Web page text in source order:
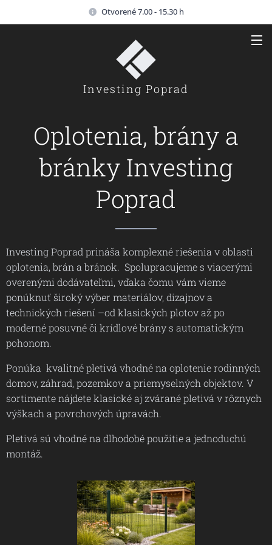
Otvorené 7.00 - 15.30 h
Investing Poprad
Oplotenia, brány a
bránky Investing
Poprad
Investing Poprad prináša komplexné riešenia v oblasti
oplotenia, brán a bránok. Spolupracujeme s viacerými
overenými dodávateľmi, vďaka čomu vám vieme
ponúknuť široký výber materiálov, dizajnov a
technických riešení –od klasických plotov až po
moderné posuvné či krídlové brány s automatickým
pohonom.
Ponúka kvalitné pletivá vhodné na oplotenie rodinných
domov, záhrad, pozemkov a priemyselných objektov. V
sortimente nájdete klasické aj zvárané pletivá v rôznych
výškach a povrchových úpravách.
Pletivá sú vhodné na dlhodobé použitie a jednoduchú
montáž.